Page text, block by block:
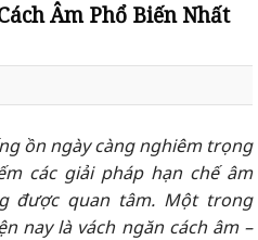
Âm Phổ Biến Nhất
ồn ngày càng nghiêm trọng
các giải pháp hạn chế âm
được quan tâm. Một trong
nay là vách ngăn cách âm–